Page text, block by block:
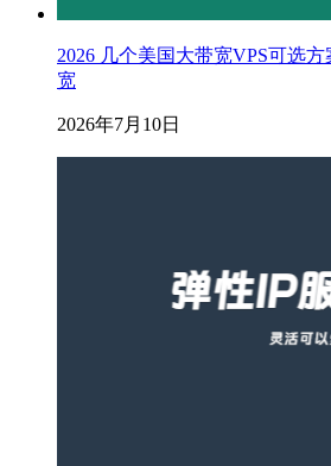
2026 几个美国大带宽VPS可选
宽
2026年7月10日